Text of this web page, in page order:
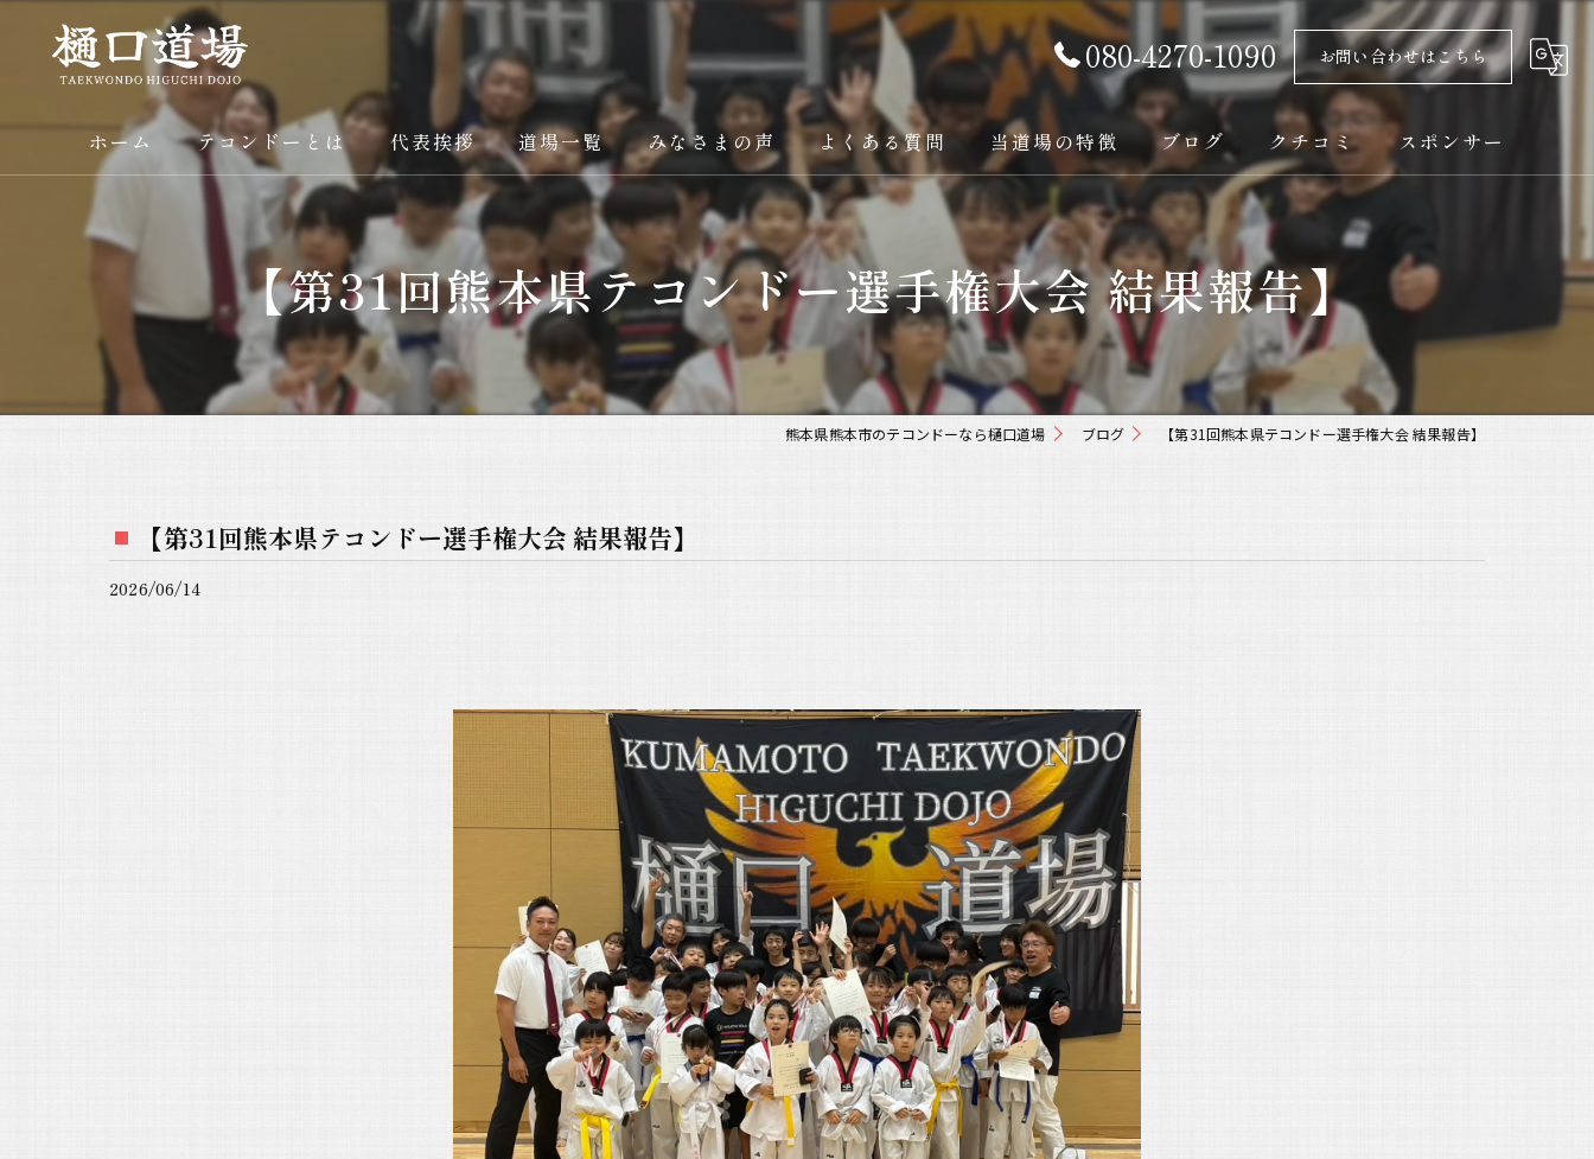
080-4270-1090 お問い合わせはこちら
ホーム テコンドーとは 代表挨拶 道場一覧
樋口道場本部
阿蘇支部
八代支部
菊陽光の森支部
みなさまの声 よくある質問 当道場の特徴
大人
子供
ダイエット
礼儀
ブログ クチコミ スポンサー
【第31回熊本県テコンドー選手権大会 結果報告】
熊本県熊本市のテコンドーなら樋口道場 ブログ 【第31回熊本県テコンドー選手権大会 結果報告】
【第31回熊本県テコンドー選手権大会 結果報告】
2026/06/14